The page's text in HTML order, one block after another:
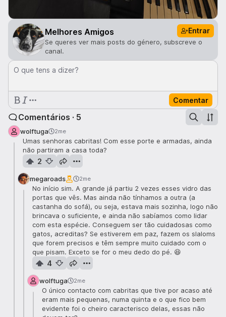
Melhores Amigos Entrar
Se queres ver mais posts do género, subscreve o
canal.
O que tens a dizer?
Comentar
Comentários · 5
wolftuga 2me
Umas senhoras cabritas! Com esse porte e armadas, ainda
não partiram a casa toda?
2
megaroads 2me
No início sim. A grande já partiu 2 vezes esses vidro das
portas que vês. Mas ainda não tínhamos a outra (a
castanha do sofá), ou seja, estava mais sozinha, logo não
brincava o suficiente, e ainda não sabíamos como lidar
com esta espécie. Conseguem ser tão cuidadosas como
gatos, acreditas? Se estiverem em paz, fazem os slaloms
que forem precisos e têm sempre muito cuidado com o
que pisam. Exceto se for o meu dedo do pé. 😆
4
wolftuga 2me
O único contacto com cabritas que tive por acaso até
eram mais pequenas, numa quinta e o que fico bem
evidente foi o cheiro caracterisco delas, essas não